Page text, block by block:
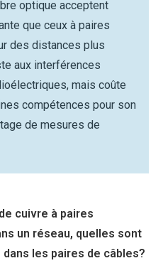
optique acceptent
que ceux à paires
des distances plus
aux interférences
mais coûte
compétences pour son
de mesures de
cuivre à paires
un réseau, quelles sont
les paires de câbles?